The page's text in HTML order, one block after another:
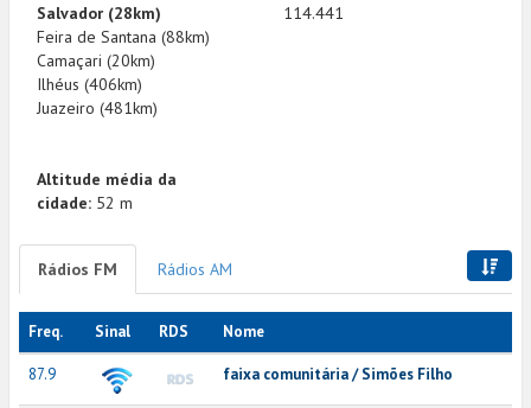
Salvador (28km)
Feira de Santana (88km)
Camaçari (20km)
Ilhéus (406km)
Juazeiro (481km)
Altitude média da
cidade: 52 m
114.441
Rádios FM Rádios AM
Freq. Sinal RDS Nome
87.9 faixa comunitária / Simões Filho